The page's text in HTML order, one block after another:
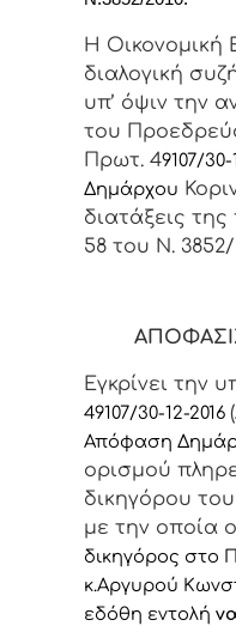
Η Οικονομική
διαλογική
υπ’ όψιν την
του
Πρωτ. 49107/
Δημάρχου
διατάξεις
58 του Ν. 3852/
Εγκρίνει την
49107/30-12-2016
Απόφαση
ορισμού
δικηγόρου
με την οποία
δικηγόρος στο
κ.Αργυρού
εδόθη εντολή